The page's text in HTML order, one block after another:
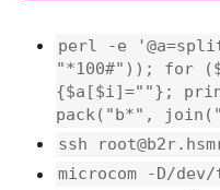
perl -e
"*100#")); for
{$a[$i]=""};
pack("b*",
ssh
microcom -D/dev/